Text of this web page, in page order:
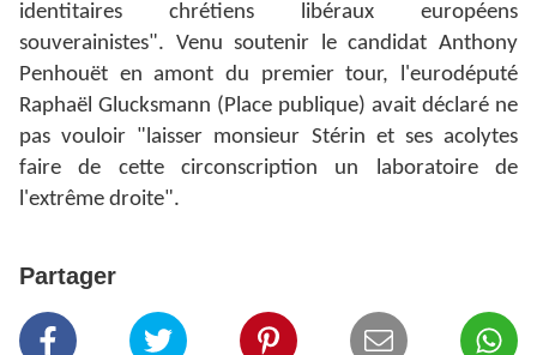
identitaires chrétiens libéraux européens
souverainistes". Venu soutenir le candidat Anthony
Penhouët en amont du premier tour, l'eurodéputé
Raphaël Glucksmann (Place publique) avait déclaré ne
pas vouloir "laisser monsieur Stérin et ses acolytes
faire de cette circonscription un laboratoire de
l'extrême droite".
Partager